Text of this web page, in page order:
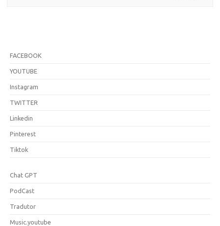
FACEBOOK
YOUTUBE
Instagram
TWITTER
Linkedin
Pinterest
Tiktok
Chat GPT
PodCast
Tradutor
Music.youtube